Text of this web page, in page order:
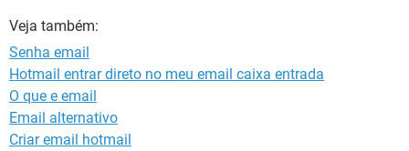
INSTAGRAM
GUIA DE COMPRAS
Veja também:
Senha email
Hotmail entrar direto no meu email caixa entrada
O que e email
Email alternativo
Criar email hotmail